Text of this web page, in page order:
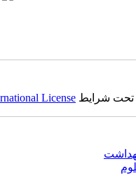
تحت شرایط License